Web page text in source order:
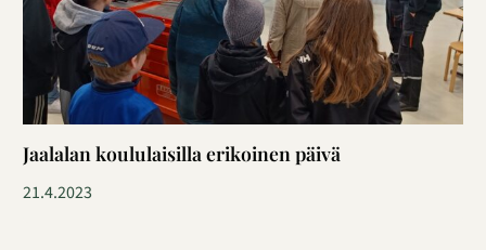
Jaalalan koululaisilla erikoinen päivä
21.4.2023